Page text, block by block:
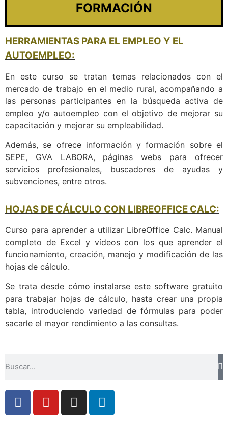
FORMACIÓN
HERRAMIENTAS PARA EL EMPLEO Y EL
AUTOEMPLEO:
En este curso se tratan temas relacionados con el
mercado de trabajo en el medio rural, acompañando a
las personas participantes en la búsqueda activa de
empleo y/o autoempleo con el objetivo de mejorar su
capacitación y mejorar su empleabilidad.
Además, se ofrece información y formación sobre el
SEPE, GVA LABORA, páginas webs para ofrecer
servicios profesionales, buscadores de ayudas y
subvenciones, entre otros.
HOJAS DE CÁLCULO CON LIBREOFFICE CALC:
Curso para aprender a utilizar LibreOffice Calc. Manual
completo de Excel y vídeos con los que aprender el
funcionamiento, creación, manejo y modificación de las
hojas de cálculo.
Se trata desde cómo instalarse este software gratuito
para trabajar hojas de cálculo, hasta crear una propia
tabla, introduciendo variedad de fórmulas para poder
sacarle el mayor rendimiento a las consultas.